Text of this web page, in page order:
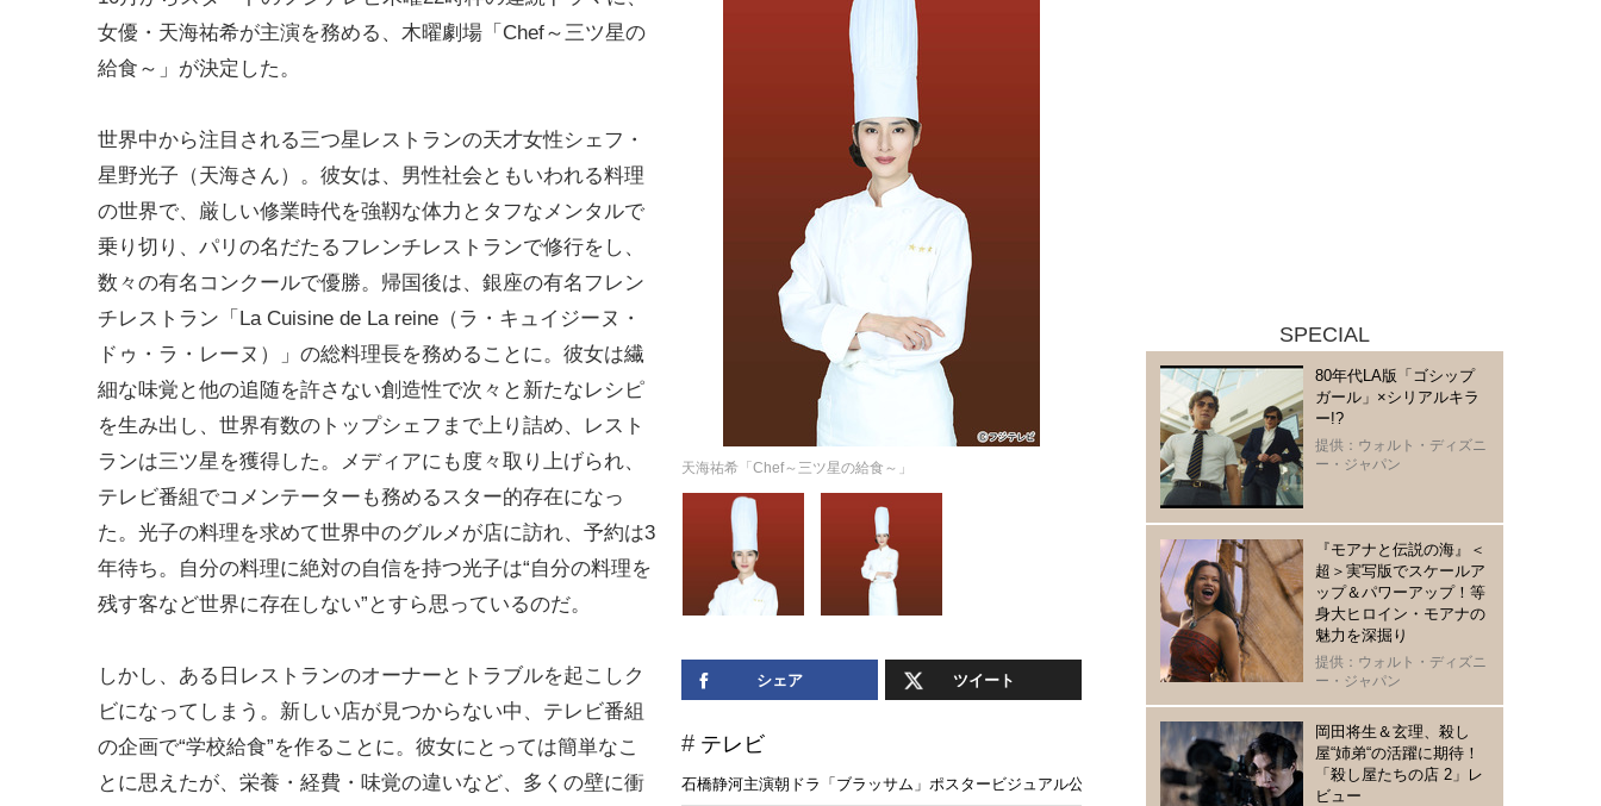
天海祐希「Chef～三ツ星の給食～」
シェア ツイート
テレビ
石橋静河主演朝ドラ「ブラッサム」ポスタービジュアル公開 タイトル映像は奥山大史が監督
女優・天海祐希が主演を務める、木曜劇場「Chef～三ツ星の
給食～」が決定した。
世界中から注目される三つ星レストランの天才女性シェフ・
星野光子（天海さん）。彼女は、男性社会ともいわれる料理
の世界で、厳しい修業時代を強靱な体力とタフなメンタルで
乗り切り、パリの名だたるフレンチレストランで修行をし、
数々の有名コンクールで優勝。帰国後は、銀座の有名フレン
チレストラン「La Cuisine de La reine（ラ・キュイジーヌ・
ドゥ・ラ・レーヌ）」の総料理長を務めることに。彼女は繊
細な味覚と他の追随を許さない創造性で次々と新たなレシピ
を生み出し、世界有数のトップシェフまで上り詰め、レスト
ランは三ツ星を獲得した。メディアにも度々取り上げられ、
テレビ番組でコメンテーターも務めるスター的存在になっ
た。光子の料理を求めて世界中のグルメが店に訪れ、予約は3
年待ち。自分の料理に絶対の自信を持つ光子は“自分の料理を
残す客など世界に存在しない”とすら思っているのだ。
しかし、ある日レストランのオーナーとトラブルを起こしク
ビになってしまう。新しい店が見つからない中、テレビ番組
の企画で“学校給食”を作ることに。彼女にとっては簡単なこ
とに思えたが、栄養・経費・味覚の違いなど、多くの壁に衝
SPECIAL
80年代LA版「ゴシップ
ガール」×シリアルキラ
ー!?
提供：ウォルト・ディズニ
ー・ジャパン
『モアナと伝説の海』＜
超＞実写版でスケールア
ップ＆パワーアップ！等
身大ヒロイン・モアナの
魅力を深掘り
提供：ウォルト・ディズニ
ー・ジャパン
岡田将生＆玄理、殺し
屋“姉弟“の活躍に期待！
「殺し屋たちの店 2」レ
ビュー